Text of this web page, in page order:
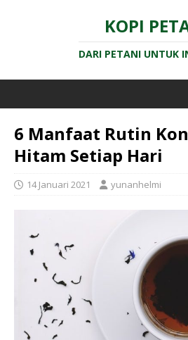
KOPI
DARI PETANI UNTUK
6 Manfaat Rutin
Hitam Setiap Hari
14 Januari 2021 yunanhelmi